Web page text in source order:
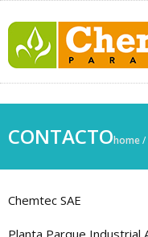
CONTACTOhome/
Chemtec SAE
Planta Parque Industrial